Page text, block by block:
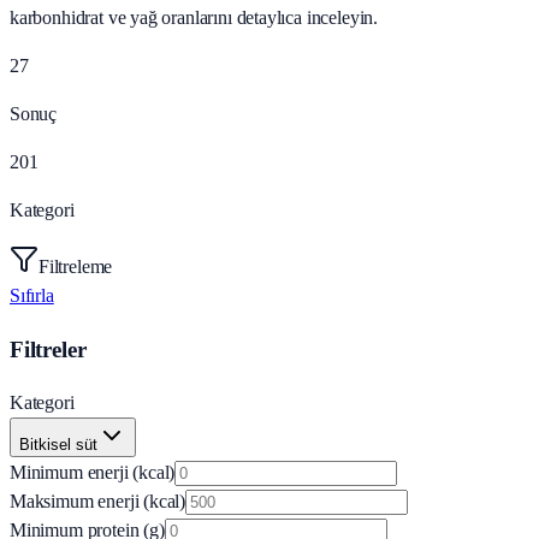
karbonhidrat ve yağ oranlarını detaylıca inceleyin.
27
Sonuç
201
Kategori
Filtreleme
Sıfırla
Filtreler
Kategori
Bitkisel süt
Minimum enerji (kcal)
Maksimum enerji (kcal)
Minimum protein (g)